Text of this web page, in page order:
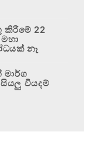
කිරීමේ 22
නෑ
වියදම්